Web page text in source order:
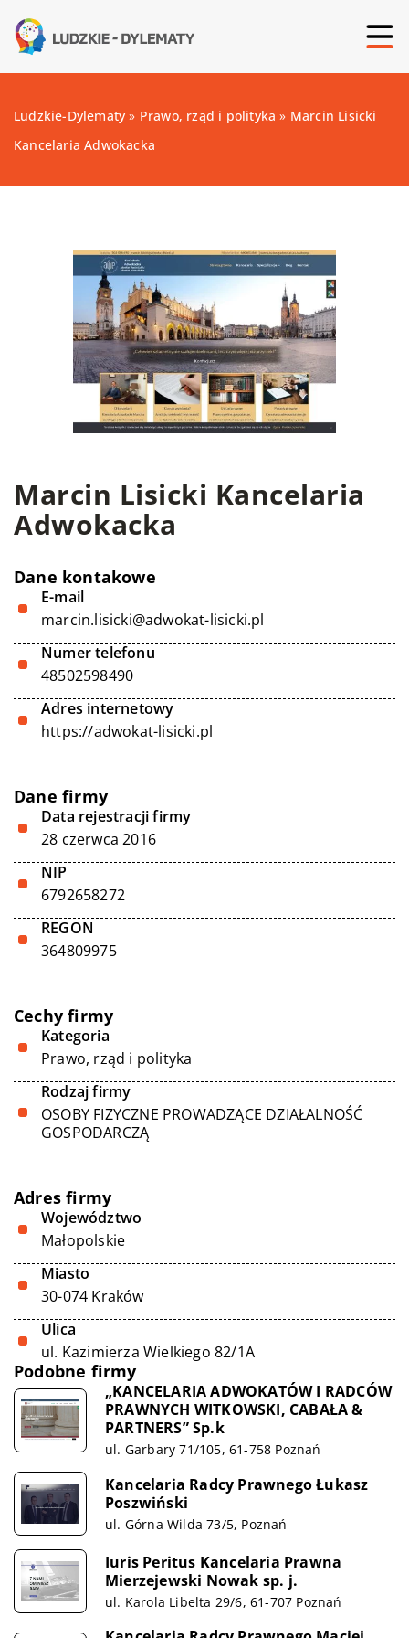
Ludzkie-Dylematy » Prawo, rząd i polityka » Marcin Lisicki
Kancelaria Adwokacka
Marcin Lisicki Kancelaria
Adwokacka
Dane kontakowe
E-mail
marcin.lisicki@adwokat-lisicki.pl
Numer telefonu
48502598490
Adres internetowy
https://adwokat-lisicki.pl
Dane firmy
Data rejestracji firmy
28 czerwca 2016
NIP
6792658272
REGON
364809975
Cechy firmy
Kategoria
Prawo, rząd i polityka
Rodzaj firmy
OSOBY FIZYCZNE PROWADZĄCE DZIAŁALNOŚĆ
GOSPODARCZĄ
Adres firmy
Województwo
Małopolskie
Miasto
30-074 Kraków
Ulica
ul. Kazimierza Wielkiego 82/1A
Podobne firmy
„KANCELARIA ADWOKATÓW I RADCÓW
PRAWNYCH WITKOWSKI, CABAŁA &
PARTNERS” Sp.k
ul. Garbary 71/105, 61-758 Poznań
Kancelaria Radcy Prawnego Łukasz
Poszwiński
ul. Górna Wilda 73/5, Poznań
Iuris Peritus Kancelaria Prawna
Mierzejewski Nowak sp. j.
ul. Karola Libelta 29/6, 61-707 Poznań